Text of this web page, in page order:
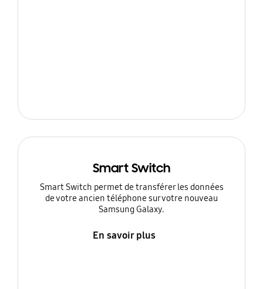
Smart Switch
Smart Switch permet de transférer les données
de votre ancien téléphone sur votre nouveau
Samsung Galaxy.
En savoir plus